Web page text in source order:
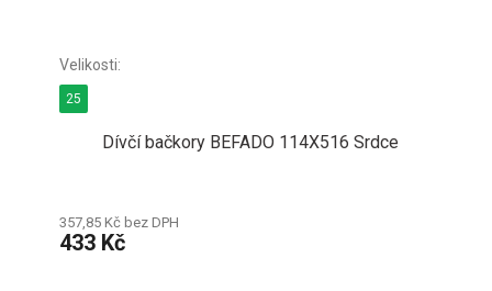
Dívčí bačkory BEFADO 114X516 Srdce
357,85 Kč bez DPH
433 Kč
25